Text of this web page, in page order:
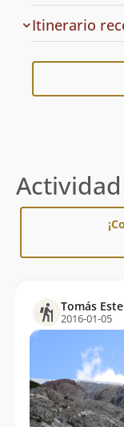
Cuál
es
Itinerario
Tomás
2016-01-05